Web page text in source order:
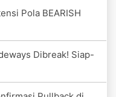
Pola BEARISH
Dibreak! Siap-